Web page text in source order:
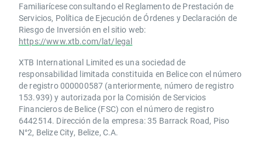
Familiarícese consultando el Reglamento de Prestación de
Servicios, Política de Ejecución de Órdenes y Declaración de
Riesgo de Inversión en el sitio web:
https://www.xtb.com/lat/legal
XTB International Limited es una sociedad de
responsabilidad limitada constituida en Belice con el número
de registro 000000587 (anteriormente, número de registro
153.939) y autorizada por la Comisión de Servicios
Financieros de Belice (FSC) con el número de registro
6442514. Dirección de la empresa: 35 Barrack Road, Piso
N°2, Belize City, Belize, C.A.